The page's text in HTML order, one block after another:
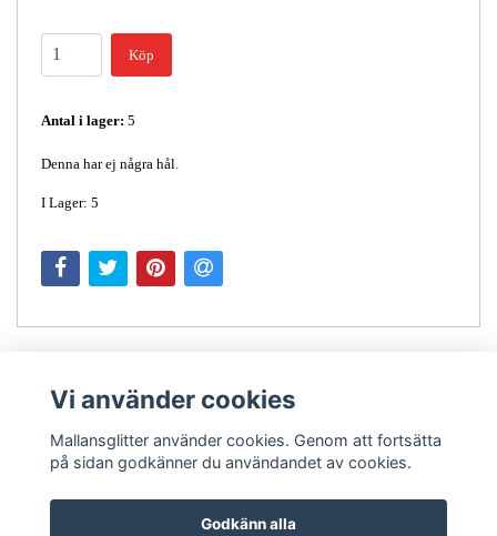
Köp
Antal i lager: 5
Denna har ej några hål.
I Lager: 5
Vi använder cookies
Mallansglitter använder cookies. Genom att fortsätta
på sidan godkänner du användandet av cookies.
Godkänn alla